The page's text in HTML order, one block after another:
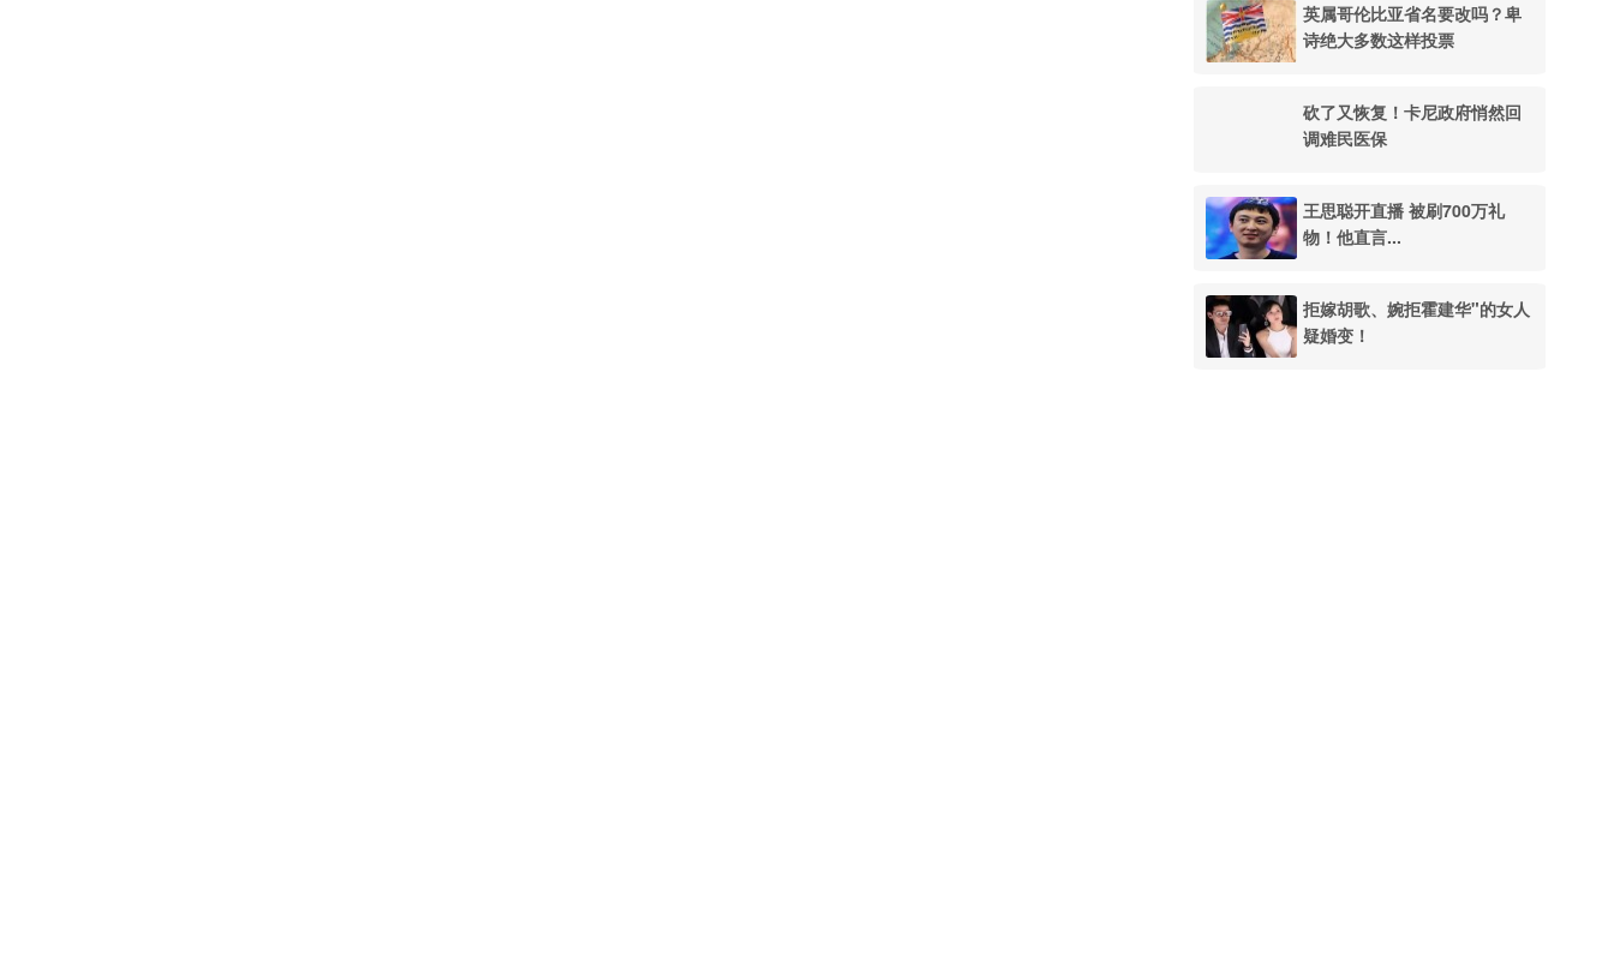
英属哥伦比亚省名要改吗？卑
诗绝大多数这样投票
砍了又恢复！卡尼政府悄然回
调难民医保
王思聪开直播 被刷700万礼
物！他直言...
拒嫁胡歌、婉拒霍建华"的女人
疑婚变！